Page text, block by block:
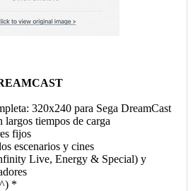
320x240 para Sega DreamCast
tiempos de carga
fijos
escenarios y cines
Live, Energy & Special) y
*